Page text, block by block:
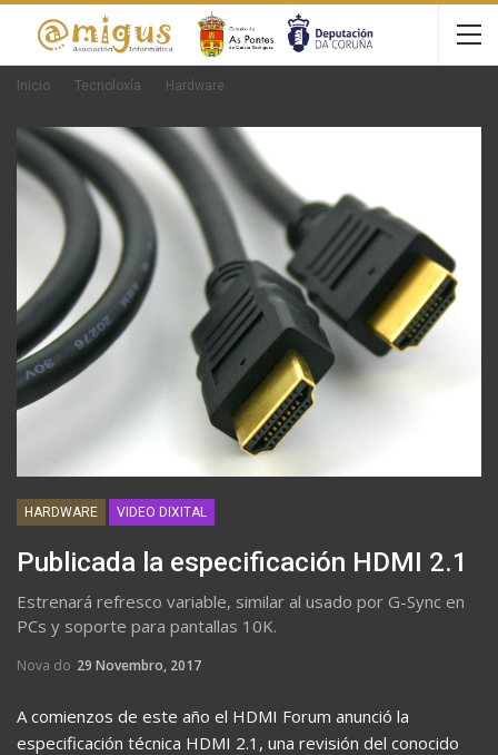
Inicio Tecnoloxía Hardware
HARDWARE VIDEO DIXITAL
Publicada la especificación HDMI 2.1
Estrenará refresco variable, similar al usado por G-Sync en
PCs y soporte para pantallas 10K.
Nova do 29 Novembro, 2017
A comienzos de este año el HDMI Forum anunció la
especificación técnica HDMI 2.1, una revisión del conocido